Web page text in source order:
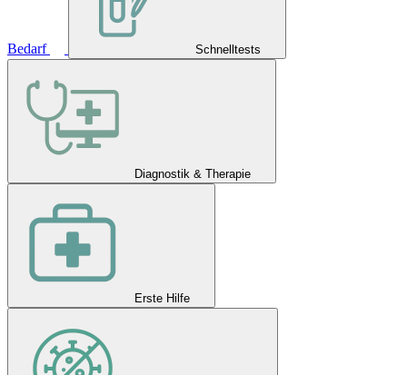
Bedarf Schnelltests
Diagnostik & Therapie
Erste Hilfe